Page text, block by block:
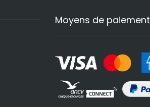
Moyens de paiement